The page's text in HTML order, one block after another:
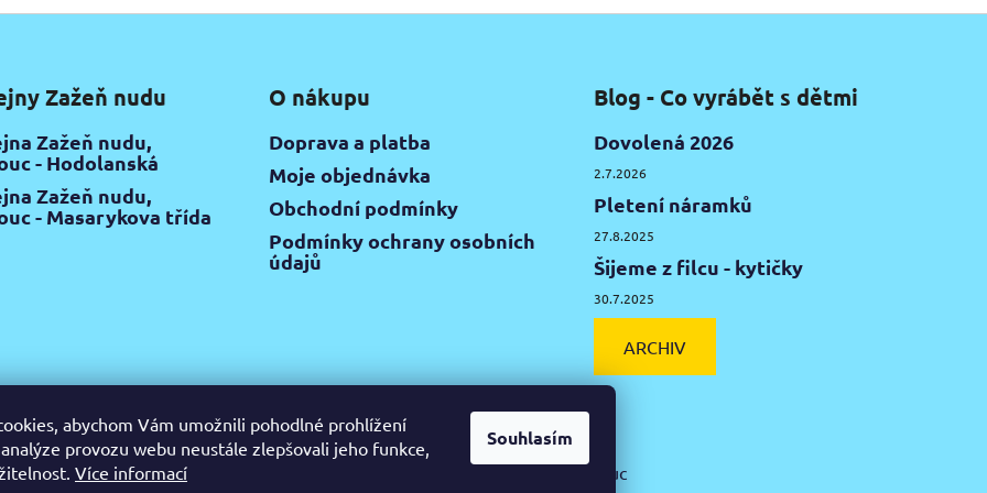
abychom Vám umožnili pohodlné prohlížení
provozu webu neustále zlepšovali jeho funkce,
Více informací
Souhlasím
Zažeň nudu
Zažeň nudu,
- Hodolanská
Zažeň nudu,
- Masarykova třída
O nákupu
Doprava a platba
Moje objednávka
Obchodní podmínky
Podmínky ochrany osobních
údajů
Blog - Co vyrábět s dětmi
Dovolená 2026
2.7.2026
Pletení náramků
27.8.2025
Šijeme z filcu - kytičky
30.7.2025
ARCHIV
Pinterest YouTube Keramická hlína Olomouc